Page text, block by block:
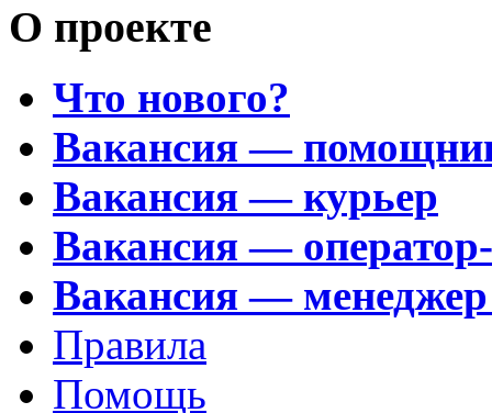
О проекте
Что нового?
Вакансия —
Вакансия — курьер
Вакансия —
Вакансия —
Правила
Помощь